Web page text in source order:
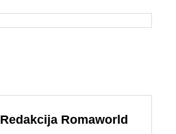
Redakcija Romaworld